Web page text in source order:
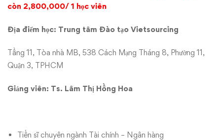
còn 2,800,000/ 1 học viên
Địa điểm học: Trung tâm Đào tạo Vietsourcing
Tầng 11, Tòa nhà MB, 538 Cách Mạng Tháng 8, Phường 11,
Quận 3, TPHCM
Giảng viên: Ts. Lâm Thị Hồng Hoa
Tiến sĩ chuyên ngành Tài chính – Ngân hàng